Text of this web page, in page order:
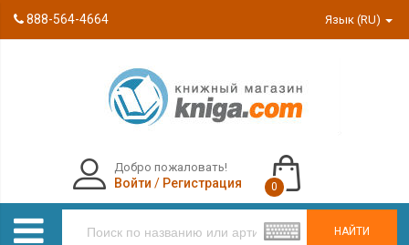
888-564-4664 Язык (RU)
НАЙТИ
Добро пожаловать!
Войти / Регистрация 0